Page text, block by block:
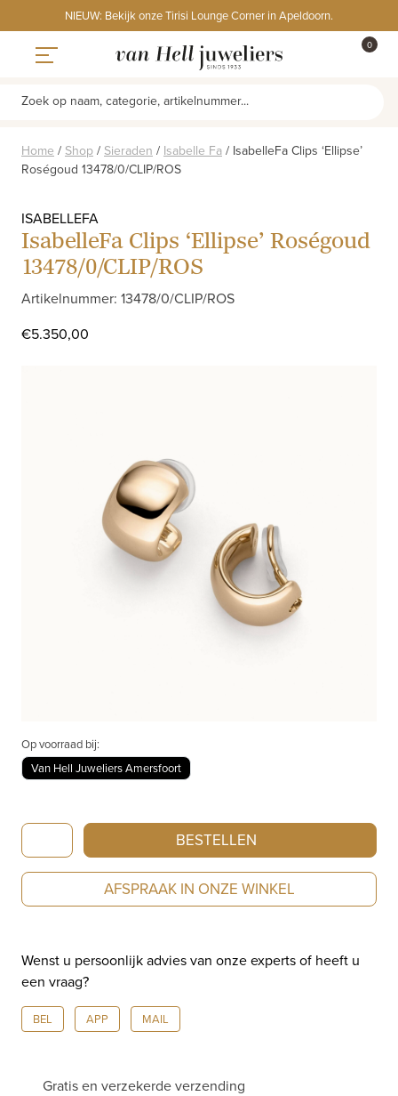
to
content
NIEUW: Bekijk onze Tirisi Lounge Corner in Apeldoorn.
0
Zoek op naam, categorie, artikelnummer...
Home / Shop / Sieraden / Isabelle Fa / IsabelleFa Clips ‘Ellipse’
Roségoud 13478/0/CLIP/ROS
ISABELLEFA
IsabelleFa Clips ‘Ellipse’ Roségoud
13478/0/CLIP/ROS
Artikelnummer: 13478/0/CLIP/ROS
€5.350,00
Op voorraad bij:
Van Hell Juweliers Amersfoort
IsabelleFa
Clips
'Ellipse'
Roségoud
BESTELLEN
AFSPRAAK IN ONZE WINKEL
Wenst u persoonlijk advies van onze experts of heeft u
een vraag?
BEL APP MAIL
Gratis en verzekerde verzending